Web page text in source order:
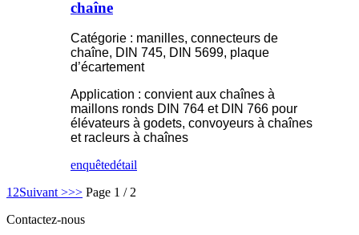
chaîne
Catégorie : manilles, connecteurs de
chaîne, DIN 745, DIN 5699, plaque
d’écartement
Application : convient aux chaînes à
maillons ronds DIN 764 et DIN 766 pour
élévateurs à godets, convoyeurs à chaînes
et racleurs à chaînes
enquêtedétail
1 2Suivant >>> Page 1 / 2
Contactez-nous